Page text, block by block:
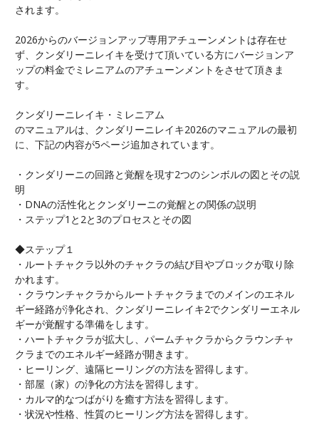
されます。
2026からのバージョンアップ専用アチューンメントは存在せ
ず、クンダリーニレイキを受けて頂いている方にバージョンア
ップの料金でミレニアムのアチューンメントをさせて頂きま
す。
クンダリーニレイキ・ミレニアム
のマニュアルは、クンダリーニレイキ2026のマニュアルの最初
に、下記の内容が5ページ追加されています。
・クンダリーニの回路と覚醒を現す2つのシンボルの図とその説
明
・DNAの活性化とクンダリーニの覚醒との関係の説明
・ステップ1と2と3のプロセスとその図
◆ステップ１
・ルートチャクラ以外のチャクラの結び目やブロックが取り除
かれます。
・クラウンチャクラからルートチャクラまでのメインのエネル
ギー経路が浄化され、クンダリーニレイキ2でクンダリーエネル
ギーが覚醒する準備をします。
・ハートチャクラが拡大し、パームチャクラからクラウンチャ
クラまでのエネルギー経路が開きます。
・ヒーリング、遠隔ヒーリングの方法を習得します。
・部屋（家）の浄化の方法を習得します。
・カルマ的なつばがりを癒す方法を習得します。
・状況や性格、性質のヒーリング方法を習得します。